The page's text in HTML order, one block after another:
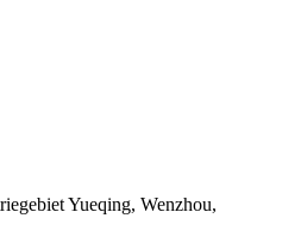
Yueqing, Wenzhou,